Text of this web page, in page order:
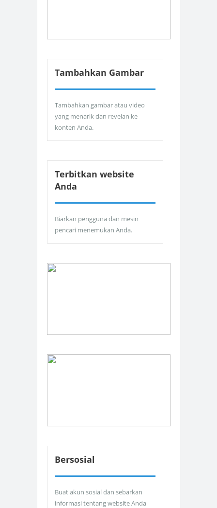
Tambahkan Gambar
Tambahkan gambar atau video
yang menarik dan revelan ke
konten Anda.
Terbitkan website
Anda
Biarkan pengguna dan mesin
pencari menemukan Anda.
Bersosial
Buat akun sosial dan sebarkan
informasi tentang website Anda